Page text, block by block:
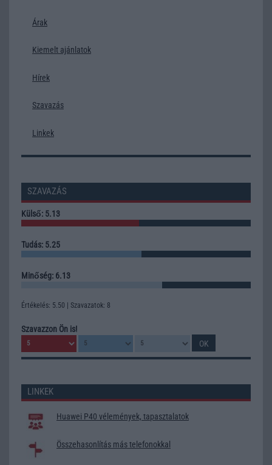
Árak
Kiemelt ajánlatok
Hírek
Szavazás
Linkek
SZAVAZÁS
Külső: 5.13
Tudás: 5.25
Minőség: 6.13
Értékelés: 5.50 | Szavazatok: 8
Szavazzon Ön is!
LINKEK
Huawei P40 vélemények, tapasztalatok
Összehasonlítás más telefonokkal